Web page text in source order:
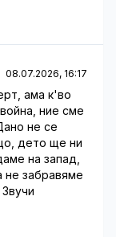
08.07.2026, 16:17
ама к'во
ние сме
не се
дето ще ни
на запад,
забравяме